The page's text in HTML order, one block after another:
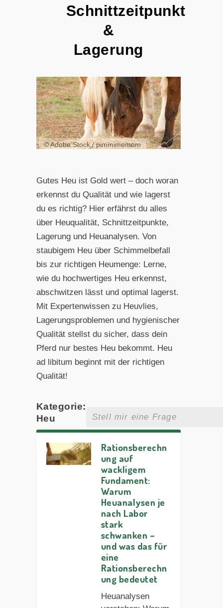
Schnittzeitpunkt
&
Lagerung
© Adobe Stock / pimmimemom
Gutes Heu ist Gold wert – doch woran
erkennst du Qualität und wie lagerst
du es richtig? Hier erfährst du alles
über Heuqualität, Schnittzeitpunkte,
Lagerung und Heuanalysen. Von
staubigem Heu über Schimmelbefall
bis zur richtigen Heumenge: Lerne,
wie du hochwertiges Heu erkennst,
abschwitzen lässt und optimal lagerst.
Mit Expertenwissen zu Heuvlies,
Lagerungsproblemen und hygienischer
Qualität stellst du sicher, dass dein
Pferd nur bestes Heu bekommt. Heu
ad libitum beginnt mit der richtigen
Qualität!
Kategorie:
Heu
Rationsberechn
ung auf
wackligem
Fundament:
Warum
Heuanalysen je
nach Labor
stark
schwanken –
und was das für
eine
Rationsberechn
ung bedeutet
Heuanalysen